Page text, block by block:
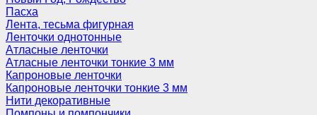
Пасха
Лента, тесьма фигурная
Ленточки однотонные
Атласные ленточки
Атласные ленточки тонкие 3 мм
Капроновые ленточки
Капроновые ленточки тонкие 3 мм
Нити декоративные